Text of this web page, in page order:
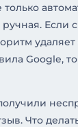
только
Если
Google,
Что